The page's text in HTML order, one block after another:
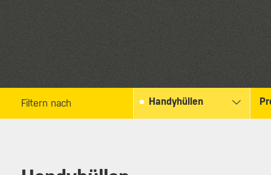
Filtern nach Handyhüllen